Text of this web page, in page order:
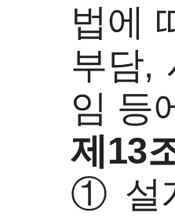
법에
부담,
임 등
제13
① 설